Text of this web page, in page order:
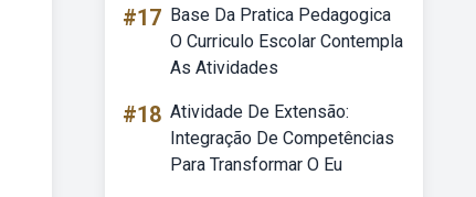
#17 Base Da Pratica Pedagogica
O Curriculo Escolar Contempla
As Atividades
#18 Atividade De Extensão:
Integração De Competências
Para Transformar O Eu